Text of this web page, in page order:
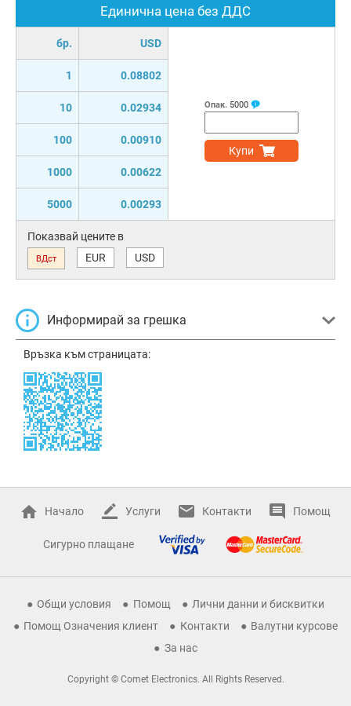
Единична цена без ДДС
бр. USD
1 0.08802
10 0.02934
100 0.00910
1000 0.00622
5000 0.00293
Опак. 5000
Купи
Показвай цените в
ВДст EUR USD
Информирай за грешка
Връзка към страницата:
Начало Услуги Контакти Помощ
Сигурно плащане
Общи условия Помощ
Лични данни и бисквитки
Помощ Означения клиент
Контакти
Валутни курсове
За нас
Copyright © Comet Electronics. All Rights Reserved.